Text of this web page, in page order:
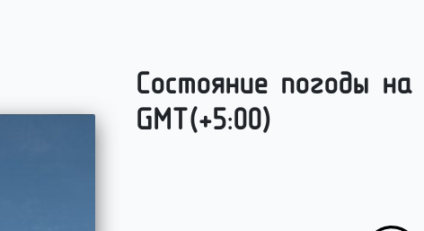
Состояние погоды на
GMT(+5:00)